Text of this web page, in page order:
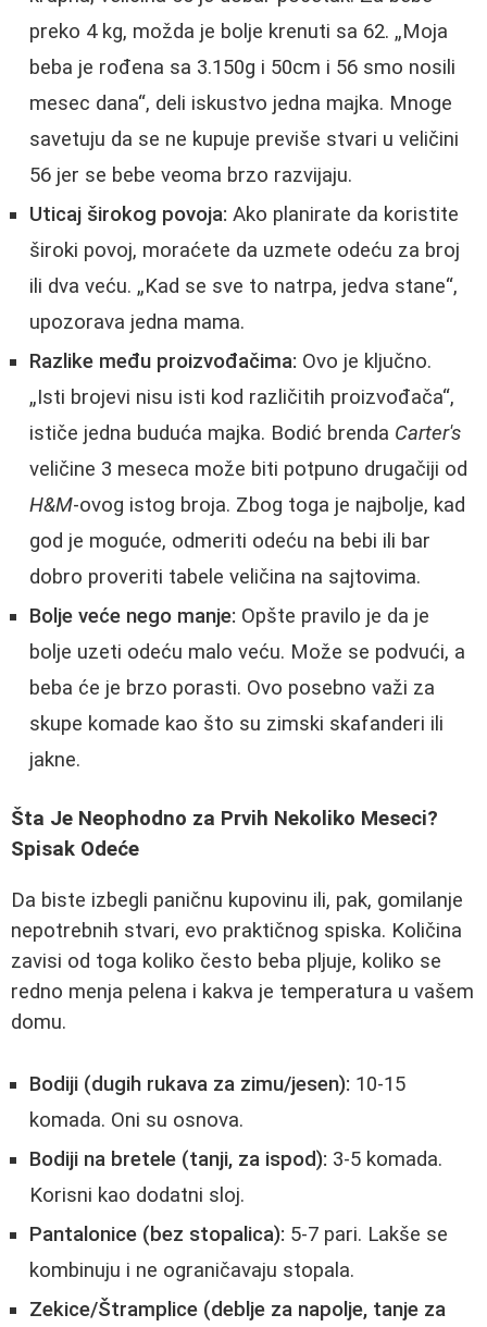
preko 4 kg, možda je bolje krenuti sa 62. „Moja
beba je rođena sa 3.150g i 50cm i 56 smo nosili
mesec dana“, deli iskustvo jedna majka. Mnoge
savetuju da se ne kupuje previše stvari u veličini
56 jer se bebe veoma brzo razvijaju.
Uticaj širokog povoja: Ako planirate da koristite
široki povoj, moraćete da uzmete odeću za broj
ili dva veću. „Kad se sve to natrpa, jedva stane“,
upozorava jedna mama.
Razlike među proizvođačima: Ovo je ključno.
„Isti brojevi nisu isti kod različitih proizvođača“,
ističe jedna buduća majka. Bodić brenda Carter's
veličine 3 meseca može biti potpuno drugačiji od
H&M-ovog istog broja. Zbog toga je najbolje, kad
god je moguće, odmeriti odeću na bebi ili bar
dobro proveriti tabele veličina na sajtovima.
Bolje veće nego manje: Opšte pravilo je da je
bolje uzeti odeću malo veću. Može se podvući, a
beba će je brzo porasti. Ovo posebno važi za
skupe komade kao što su zimski skafanderi ili
jakne.
Šta Je Neophodno za Prvih Nekoliko Meseci?
Spisak Odeće
Da biste izbegli paničnu kupovinu ili, pak, gomilanje
nepotrebnih stvari, evo praktičnog spiska. Količina
zavisi od toga koliko često beba pljuje, koliko se
redno menja pelena i kakva je temperatura u vašem
domu.
Bodiji (dugih rukava za zimu/jesen): 10-15
komada. Oni su osnova.
Bodiji na bretele (tanji, za ispod): 3-5 komada.
Korisni kao dodatni sloj.
Pantalonice (bez stopalica): 5-7 pari. Lakše se
kombinuju i ne ograničavaju stopala.
Zekice/Štramplice (deblje za napolje, tanje za